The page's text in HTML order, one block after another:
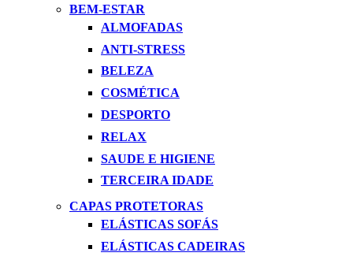
BEM-ESTAR
ALMOFADAS
ANTI-STRESS
BELEZA
COSMÉTICA
DESPORTO
RELAX
SAUDE E HIGIENE
TERCEIRA IDADE
CAPAS PROTETORAS
ELÁSTICAS SOFÁS
ELÁSTICAS CADEIRAS